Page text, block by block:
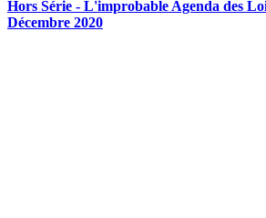
Hors Série - L'improbable Agenda des
Décembre 2020